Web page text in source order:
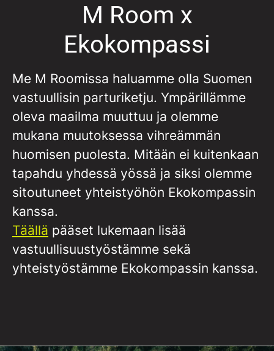
M Room x
Ekokompassi
Me M Roomissa haluamme olla Suomen
vastuullisin parturiketju. Ympärillämme
oleva maailma muuttuu ja olemme
mukana muutoksessa vihreämmän
huomisen puolesta. Mitään ei kuitenkaan
tapahdu yhdessä yössä ja siksi olemme
sitoutuneet yhteistyöhön Ekokompassin
kanssa.
Täällä pääset lukemaan lisää
vastuullisuustyöstämme sekä
yhteistyöstämme Ekokompassin kanssa.